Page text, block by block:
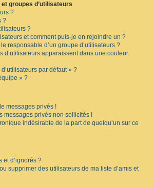
groupes d’utilisateurs
?
?
?
et comment puis-je en rejoindre un ?
responsable d’un groupe d’utilisateurs ?
d’utilisateurs apparaissent dans une couleur
par défaut » ?
» ?
messages privés !
messages privés non sollicités !
indésirable de la part de quelqu’un sur ce
et d’ignorés ?
supprimer des utilisateurs de ma liste d’amis et